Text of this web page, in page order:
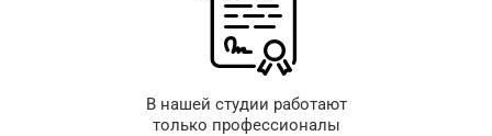
В нашей студии работают
только профессионалы